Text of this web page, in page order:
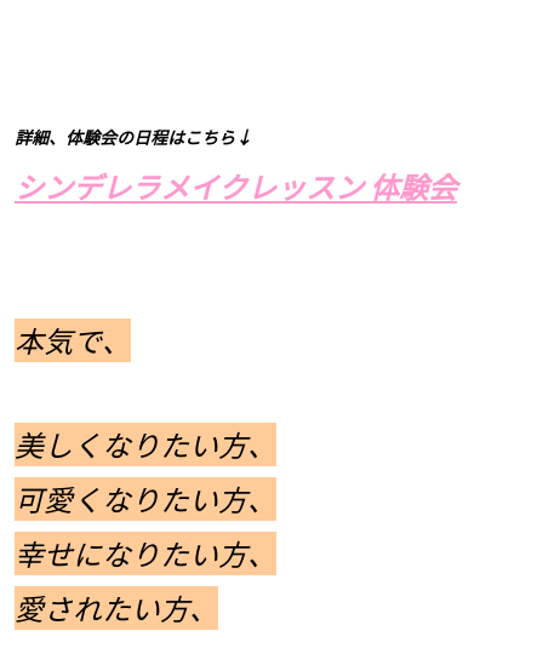
詳細、体験会の日程はこちら↓
シンデレラメイクレッスン 体験会
本気で、
美しくなりたい方、
可愛くなりたい方、
幸せになりたい方、
愛されたい方、